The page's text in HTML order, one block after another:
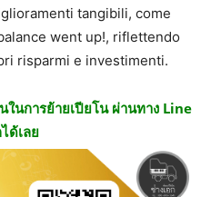
tangibili, come
went up!, riflettendo
risparmi e investimenti.
นการย้ายเปียโน ผ่านทาง Line
ด้เลย